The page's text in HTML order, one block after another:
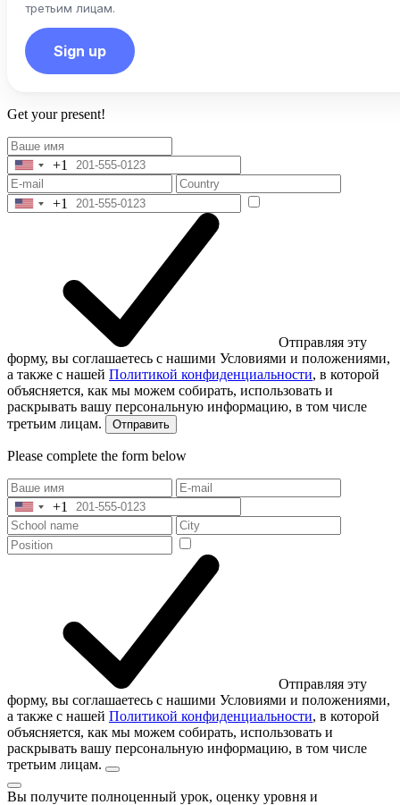
третьим лицам.
Sign up
Get your present!
United
States
+1
+1
United
+1
Отправляя эту
форму, вы соглашаетесь с нашими Условиями и положениями,
а также с нашей Политикой конфиденциальности, в которой
объясняется, как мы можем собирать, использовать и
раскрывать вашу персональную информацию, в том числе
третьим лицам.
Отправить
Please complete the form below
United
States
+1
+1
Отправляя эту
форму, вы соглашаетесь с нашими Условиями и положениями,
а также с нашей Политикой конфиденциальности, в которой
объясняется, как мы можем собирать, использовать и
раскрывать вашу персональную информацию, в том числе
третьим лицам.
Вы получите полноценный урок, оценку уровня и